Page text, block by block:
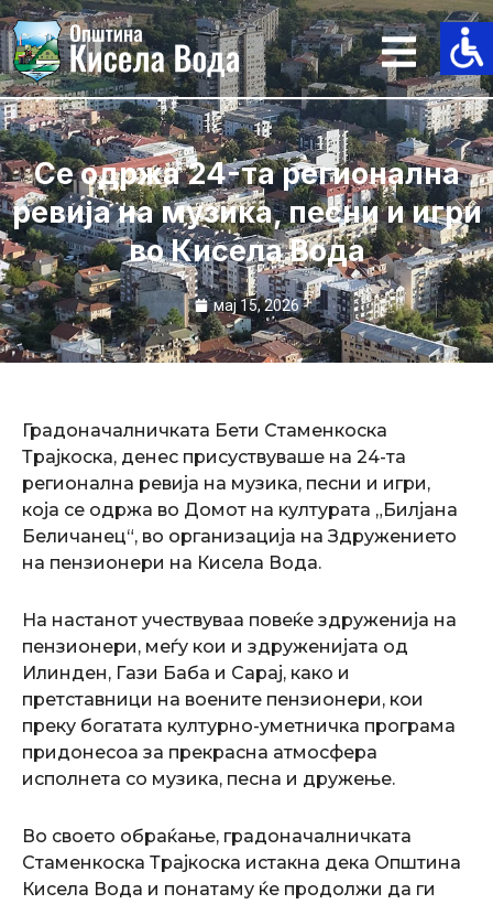
Skip
to
content
Се одржа 24-та регионална
ревија на музика, песни и игри
во Кисела Вода
мај 15, 2026
Градоначалничката Бети Стаменкоска
Трајкоска, денес присуствуваше на 24-та
регионална ревија на музика, песни и игри,
која се одржа во Домот на културата „Билјана
Беличанец“, во организација на Здружението
на пензионери на Кисела Вода.
На настанот учествуваа повеќе здруженија на
пензионери, меѓу кои и здруженијата од
Илинден, Гази Баба и Сарај, како и
претставници на воените пензионери, кои
преку богатата културно-уметничка програма
придонесоа за прекрасна атмосфера
исполнета со музика, песна и дружење.
Во своето обраќање, градоначалничката
Стаменкоска Трајкоска истакна дека Општина
Кисела Вода и понатаму ќе продолжи да ги